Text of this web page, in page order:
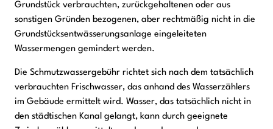
Grundstück verbrauchten, zurückgehaltenen oder aus
sonstigen Gründen bezogenen, aber rechtmäßig nicht in die
Grundstücksentwässerungsanlage eingeleiteten
Wassermengen gemindert werden.
Die Schmutzwassergebühr richtet sich nach dem tatsächlich
verbrauchten Frischwasser, das anhand des Wasserzählers
im Gebäude ermittelt wird. Wasser, das tatsächlich nicht in
den städtischen Kanal gelangt, kann durch geeignete